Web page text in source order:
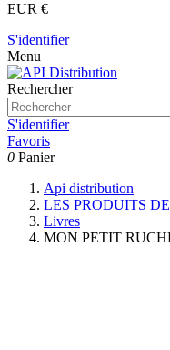
EUR €
S'identifier
Menu
Rechercher
S'identifier
Favoris
0 Panier
Api distribution
LES PRODUITS
Livres
MON PETIT